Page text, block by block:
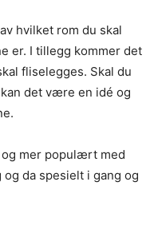
hvilket rom du skal
er. I tillegg kommer det
fliselegges. Skal du
det være en idé og
mer populært med
da spesielt i gang og